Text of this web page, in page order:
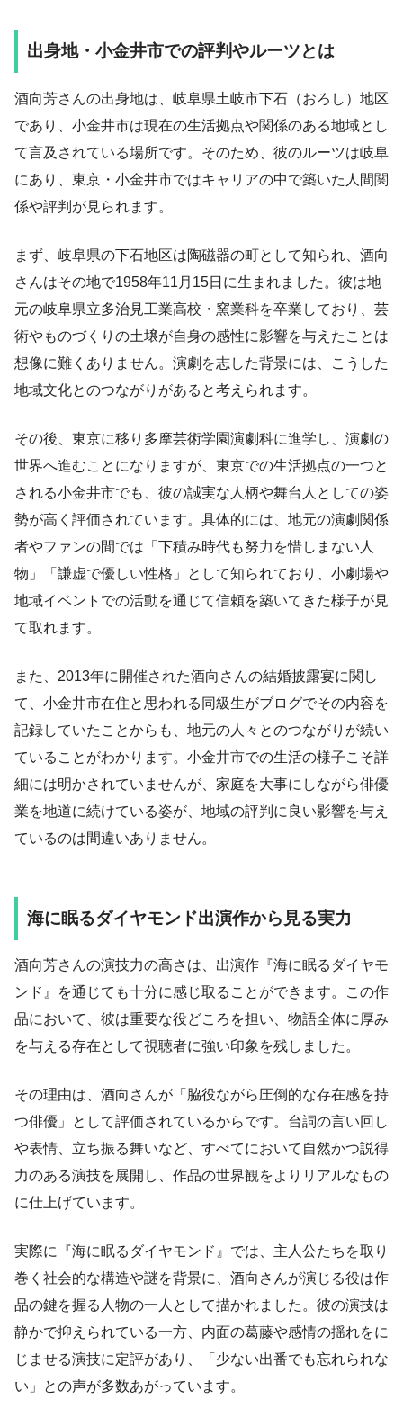
出身地・小金井市での評判やルーツとは
酒向芳さんの出身地は、岐阜県土岐市下石（おろし）地区
であり、小金井市は現在の生活拠点や関係のある地域とし
て言及されている場所です。そのため、彼のルーツは岐阜
にあり、東京・小金井市ではキャリアの中で築いた人間関
係や評判が見られます。
まず、岐阜県の下石地区は陶磁器の町として知られ、酒向
さんはその地で1958年11月15日に生まれました。彼は地
元の岐阜県立多治見工業高校・窯業科を卒業しており、芸
術やものづくりの土壌が自身の感性に影響を与えたことは
想像に難くありません。演劇を志した背景には、こうした
地域文化とのつながりがあると考えられます。
その後、東京に移り多摩芸術学園演劇科に進学し、演劇の
世界へ進むことになりますが、東京での生活拠点の一つと
される小金井市でも、彼の誠実な人柄や舞台人としての姿
勢が高く評価されています。具体的には、地元の演劇関係
者やファンの間では「下積み時代も努力を惜しまない人
物」「謙虚で優しい性格」として知られており、小劇場や
地域イベントでの活動を通じて信頼を築いてきた様子が見
て取れます。
また、2013年に開催された酒向さんの結婚披露宴に関し
て、小金井市在住と思われる同級生がブログでその内容を
記録していたことからも、地元の人々とのつながりが続い
ていることがわかります。小金井市での生活の様子こそ詳
細には明かされていませんが、家庭を大事にしながら俳優
業を地道に続けている姿が、地域の評判に良い影響を与え
ているのは間違いありません。
海に眠るダイヤモンド出演作から見る実力
酒向芳さんの演技力の高さは、出演作『海に眠るダイヤモ
ンド』を通じても十分に感じ取ることができます。この作
品において、彼は重要な役どころを担い、物語全体に厚み
を与える存在として視聴者に強い印象を残しました。
その理由は、酒向さんが「脇役ながら圧倒的な存在感を持
つ俳優」として評価されているからです。台詞の言い回し
や表情、立ち振る舞いなど、すべてにおいて自然かつ説得
力のある演技を展開し、作品の世界観をよりリアルなもの
に仕上げています。
実際に『海に眠るダイヤモンド』では、主人公たちを取り
巻く社会的な構造や謎を背景に、酒向さんが演じる役は作
品の鍵を握る人物の一人として描かれました。彼の演技は
静かで抑えられている一方、内面の葛藤や感情の揺れをに
じませる演技に定評があり、「少ない出番でも忘れられな
い」との声が多数あがっています。